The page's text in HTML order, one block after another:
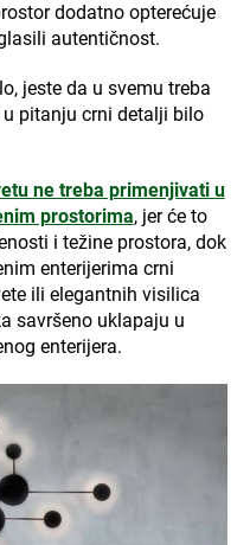
dodatno opterećuje
autentičnost.
jeste da u svemu treba
pitanju crni detalji bilo
ne treba primenjivati u
prostorima, jer će to
i težine prostora, dok
enterijerima crni
ili elegantnih visilica
savršeno uklapaju u
enterijera.